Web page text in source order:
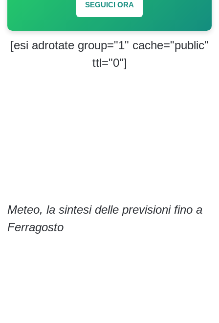
SEGUICI ORA
[esi adrotate group="1" cache="public"
ttl="0"]
Meteo, la sintesi delle previsioni fino a
Ferragosto